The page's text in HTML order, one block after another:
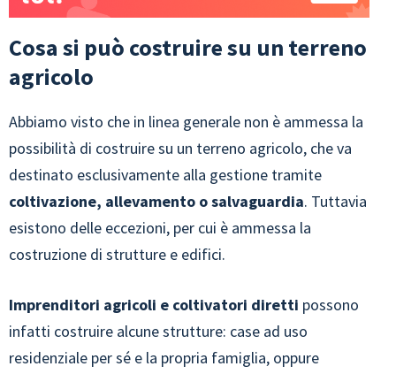
Cosa si può costruire su un terreno
agricolo
Abbiamo visto che in linea generale non è ammessa la
possibilità di costruire su un terreno agricolo, che va
destinato esclusivamente alla gestione tramite
coltivazione, allevamento o salvaguardia. Tuttavia
esistono delle eccezioni, per cui è ammessa la
costruzione di strutture e edifici.
Imprenditori agricoli e coltivatori diretti possono
infatti costruire alcune strutture: case ad uso
residenziale per sé e la propria famiglia, oppure